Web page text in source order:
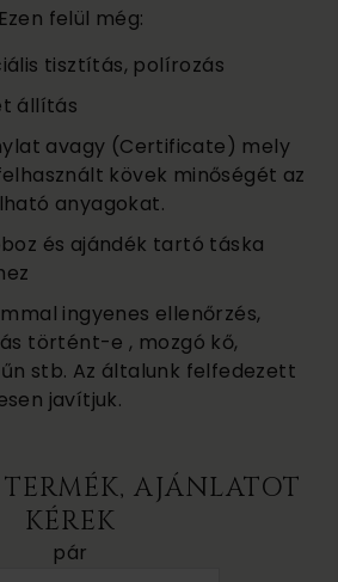
Ezen felül még:
tisztítás, polírozás
állítás
avagy (Certificate) mely
kövek minőségét az
anyagokat.
és ajándék tartó táska
ingyenes ellenőrzés,
történt-e , mozgó kő,
stb. Az általunk felfedezett
javítjuk.
AJÁNLATOT
KÉREK
pár